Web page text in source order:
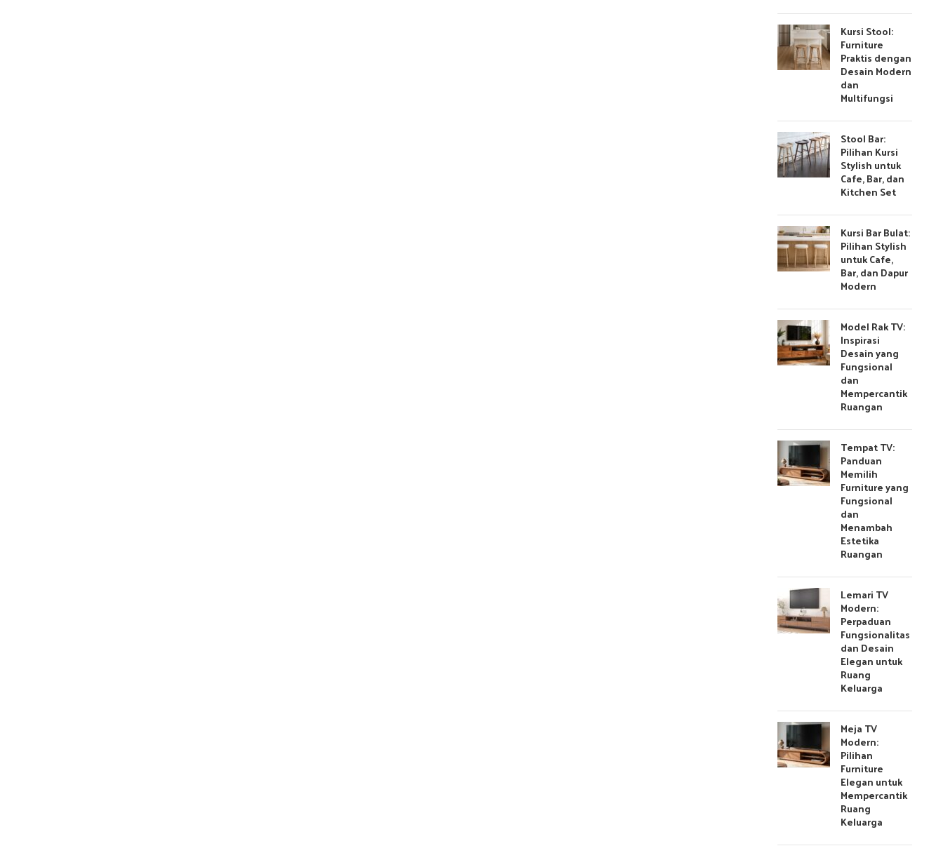
Kursi Stool:
Furniture
Praktis dengan
Desain Modern
dan
Multifungsi
Stool Bar:
Pilihan Kursi
Stylish untuk
Cafe, Bar, dan
Kitchen Set
Kursi Bar Bulat:
Pilihan Stylish
untuk Cafe,
Bar, dan Dapur
Modern
Model Rak TV:
Inspirasi
Desain yang
Fungsional
dan
Mempercantik
Ruangan
Tempat TV:
Panduan
Memilih
Furniture yang
Fungsional
dan
Menambah
Estetika
Ruangan
Lemari TV
Modern:
Perpaduan
Fungsionalitas
dan Desain
Elegan untuk
Ruang
Keluarga
Meja TV
Modern:
Pilihan
Furniture
Elegan untuk
Mempercantik
Ruang
Keluarga